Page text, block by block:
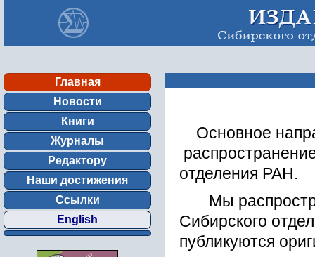
Главная
Новости
Книги
Журналы
Редактору
Наши достижения
Ссылки
English
Основное
отделения РАН.
Мы
Сибирского
публикуются